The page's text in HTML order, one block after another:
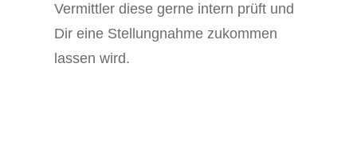
Vermittler diese gerne intern prüft und
Dir eine Stellungnahme zukommen
lassen wird.